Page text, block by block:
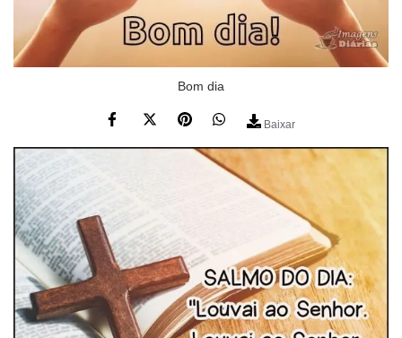
Bom dia
Baixar